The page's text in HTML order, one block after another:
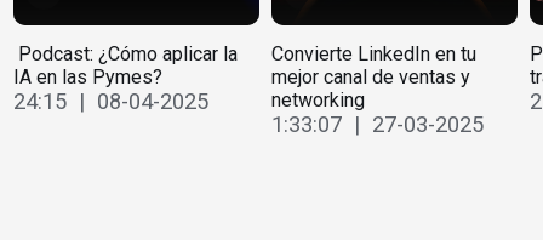
️ Podcast: ¿Cómo aplicar la
IA en las Pymes?
24:15 | 08-04-2025
Convierte LinkedIn en tu
mejor canal de ventas y
networking
1:33:07 | 27-03-2025